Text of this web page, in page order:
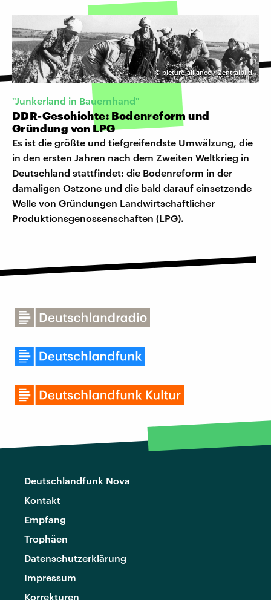
©picture-alliance / Zentralbild
"Junkerland in Bauernhand"
DDR-Geschichte: Bodenreform und
Gründung von LPG
Es ist die größte und tiefgreifendste Umwälzung, die
in den ersten Jahren nach dem Zweiten Weltkrieg in
Deutschland stattfindet: die Bodenreform in der
damaligen Ostzone und die bald darauf einsetzende
Welle von Gründungen Landwirtschaftlicher
Produktionsgenossenschaften (LPG).
Deutschlandfunk Nova
Kontakt
Empfang
Trophäen
Datenschutzerklärung
Impressum
Korrekturen